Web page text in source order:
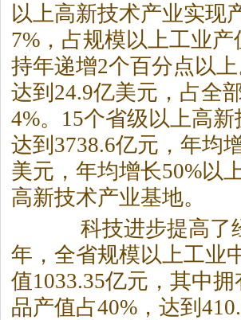
以上高新技术产业实现
7%，占规模以上工业
持年递增2个百分点以
达到24.9亿美元，占全
4%。15个省级以上高
达到3738.6亿元，年均
美元，年均增长50%以
高新技术产业基地。
科技进步提高了
年，全省规模以上工业
值1033.35亿元，其中
品产值占40%，达到